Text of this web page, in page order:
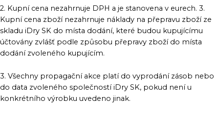
2. Kupní cena nezahrnuje DPH a je stanovena v eurech. 3.
Kupní cena zboží nezahrnuje náklady na přepravu zboží ze
skladu iDry SK do místa dodání, které budou kupujícímu
účtovány zvlášť podle způsobu přepravy zboží do místa
dodání zvoleného kupujícím.
3. Všechny propagační akce platí do vyprodání zásob nebo
do data zvoleného společností iDry SK, pokud není u
konkrétního výrobku uvedeno jinak.